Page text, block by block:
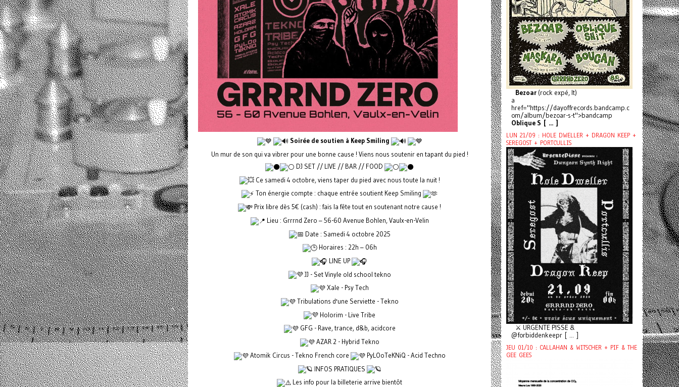
Soirée de soutien à Keep Smiling
Un mur de son qui va vibrer pour une bonne cause ! Viens nous soutenir en tapant du pied !
DJ SET // LIVE // BAR // FOOD
Ce samedi 4 octobre, viens taper du pied avec nous toute la nuit !
Ton énergie compte : chaque entrée soutient Keep Smiling
Prix libre dès 5€ (cash) : fais la fête tout en soutenant notre cause !
Lieu : Grrrnd Zero – 56-60 Avenue Bohlen, Vaulx-en-Velin
Date : Samedi 4 octobre 2025
Horaires : 22h – 06h
LINE UP
JJ - Set Vinyle old school tekno
Xale - Psy Tech
Tribulations d'une Serviette - Tekno
Holorim - Live Tribe
GFG - Rave, trance, d&b, acidcore
AZAR 2 - Hybrid Tekno
Atomik Circus - Tekno French core
PyLOoTeKNiQ - Acid Techno
INFOS PRATIQUES
Les info pour la billeterie arrive bientôt
Bezoar (rock expé, It)
a
href="https://dayoffrecords.bandcamp.c
om/album/bezoar-s-t">bandcamp
Oblique S [ ... ]
LUN 21/09 : HOLE DWELLER + DRAGON KEEP +
SEREGOST + PORTCULLIS
⚔️ URGENTE PISSE &
@forbiddenkeepr [ ... ]
JEU 01/10 : CALLAHAN & WITSCHER + PIF & THE
GEE GEES